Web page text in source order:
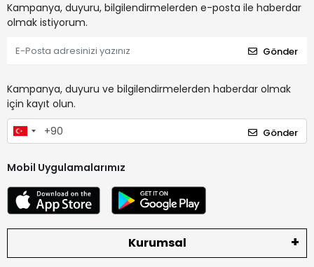
Kampanya, duyuru, bilgilendirmelerden e-posta ile haberdar
olmak istiyorum.
Gönder
Kampanya, duyuru ve bilgilendirmelerden haberdar olmak
için kayıt olun.
Gönder
Mobil Uygulamalarımız
Kurumsal